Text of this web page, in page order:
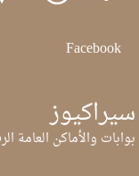
Facebook
سيراكيوز
بوابات والأماكن العامة